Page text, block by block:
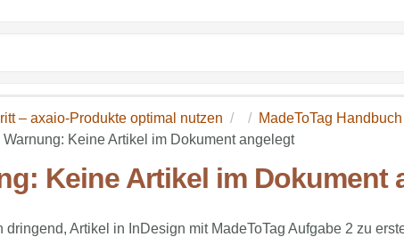
– axaio-Produkte optimal nutzen MadeToTag Handbuch
Warnung: Keine Artikel im Dokument angelegt
Keine Artikel im Dokument
dringend, Artikel in InDesign mit MadeToTag Aufgabe 2 zu